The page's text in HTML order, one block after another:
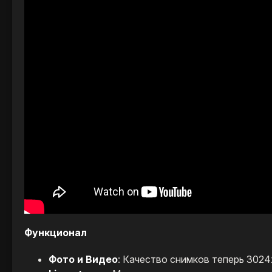
Функционал
Фото и Видео: Качество снимков теперь